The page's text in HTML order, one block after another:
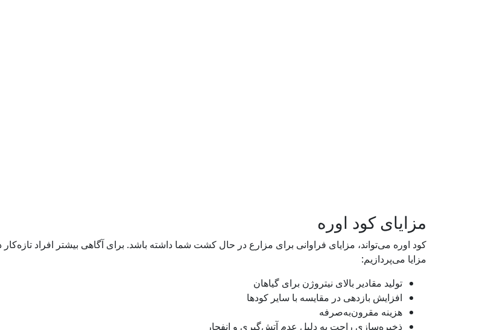
مزایای کود اوره
کود اوره می‌تواند، مزایای فراوانی برای مزارع در حال کشت شما داشته باشد. برای آگاهی بیشتر افراد
مزایا می‌پردازیم:
تولید مقادیر بالای نیتروژن برای گیاهان
افزایش بازدهی در مقایسه با سایر کودها
هزینه مقرون‌به‌صرفه
ذخیره‌سازی راحت به دلیل عدم آتش‌گیری و انفجار